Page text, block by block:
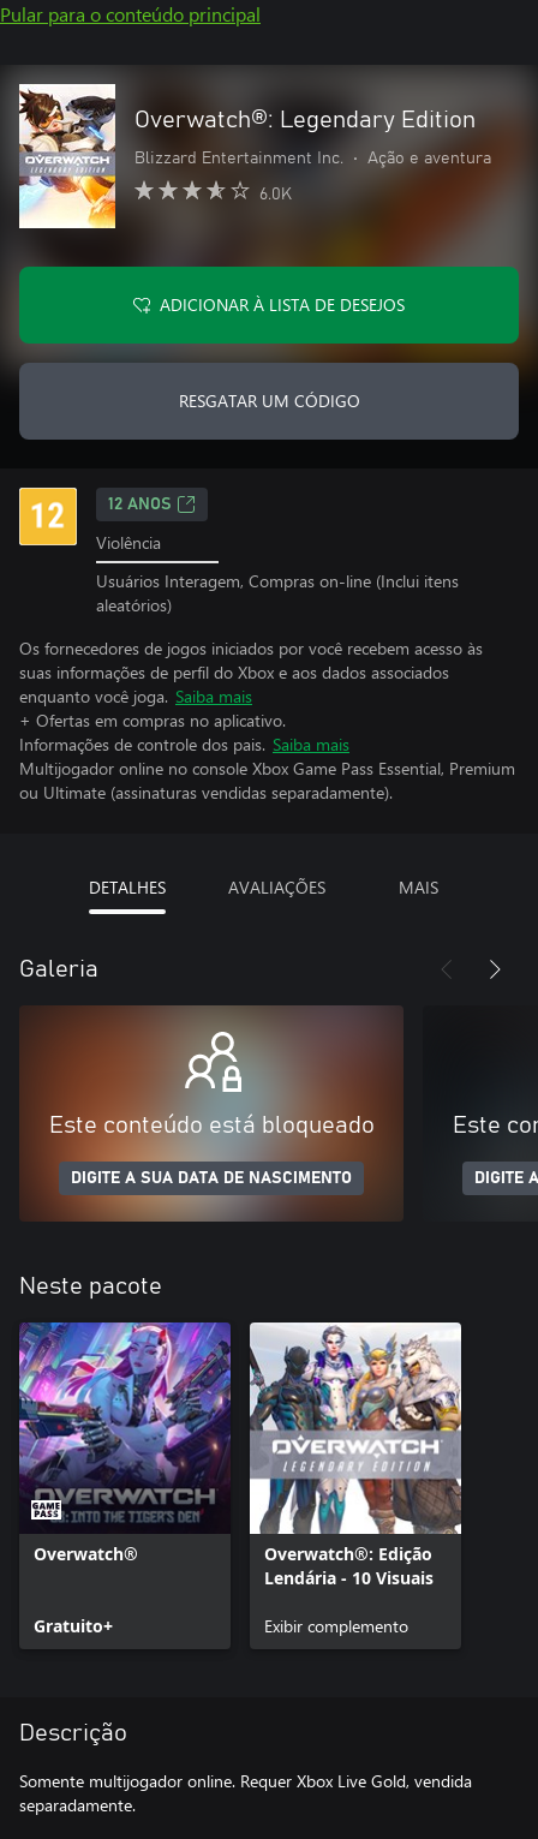
Pular para o conteúdo principal
Overwatch®: Legendary Edition
Blizzard Entertainment Inc. • Ação e aventura
6.0K
ADICIONAR À LISTA DE DESEJOS
RESGATAR UM CÓDIGO
12 ANOS
Violência
Usuários Interagem, Compras on-line (Inclui itens
aleatórios)
Os fornecedores de jogos iniciados por você recebem acesso às
suas informações de perfil do Xbox e aos dados associados
enquanto você joga. Saiba mais
+ Ofertas em compras no aplicativo.
Informações de controle dos pais. Saiba mais
Multijogador online no console Xbox Game Pass Essential, Premium
ou Ultimate (assinaturas vendidas separadamente).
DETALHES AVALIAÇÕES MAIS
Galeria
Este conteúdo está bloqueado
DIGITE A SUA DATA DE NASCIMENTO
Este
DIGITE
Neste pacote
Overwatch®
Gratuito+
Overwatch®: Edição
Lendária - 10 Visuais
Exibir complemento
Descrição
Somente multijogador online. Requer Xbox Live Gold, vendida
separadamente.